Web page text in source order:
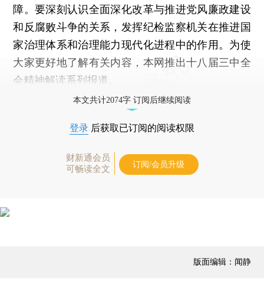
障。要深刻认识全面深化改革与推进党风廉政建设
和反腐败斗争的关系，发挥纪检监察机关在推进国
家治理体系和治理能力现代化进程中的作用。为使
大家更好地了解有关内容，本网推出十八届三中全
会精神解读系列报道。
本文共计2074字 订阅后继续阅读
登录 后获取已订阅的阅读权限
财新通会员
可畅读全文
订阅/会员升级
版面编辑：闻静